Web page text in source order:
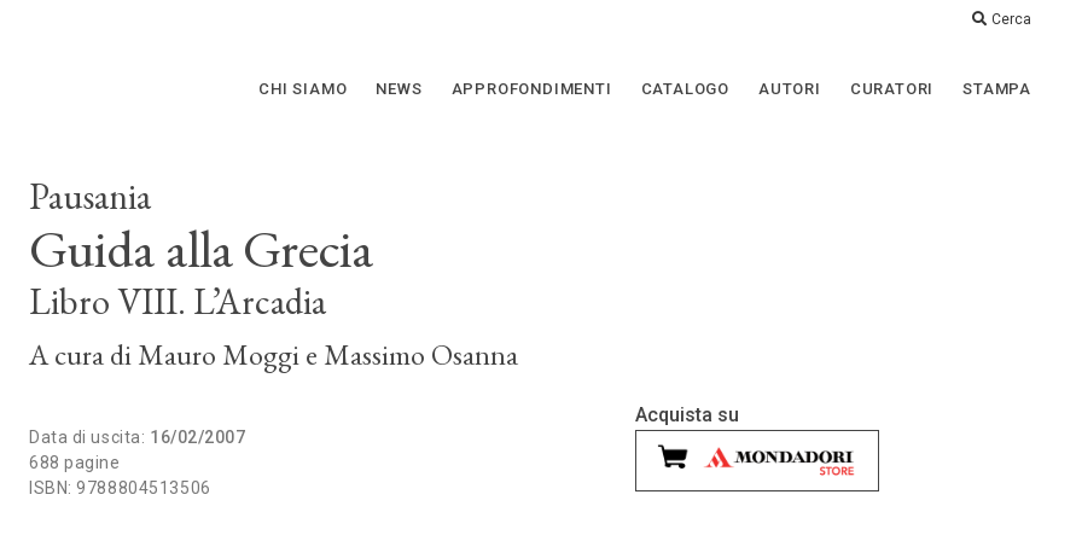
CHI SIAMO NEWS APPROFONDIMENTI CATALOGO AUTORI CURATORI STAMPA
Cerca
Pausania
Guida alla Grecia
Libro VIII. L’Arcadia
A cura diMauro Moggi Massimo Osanna
Data di uscita: 16/02/2007
688 pagine
ISBN: 9788804513506
Acquista su